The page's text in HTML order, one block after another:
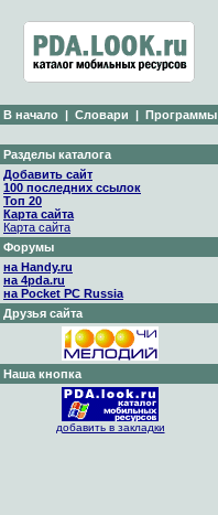
В начало | Словари | Программы
Разделы каталога
Добавить сайт
100 последних ссылок
Топ 20
Карта сайта
Карта сайта
Форумы
на Handy.ru
на 4pda.ru
на Pocket PC Russia
Друзья сайта
Наша кнопка
добавить в закладки